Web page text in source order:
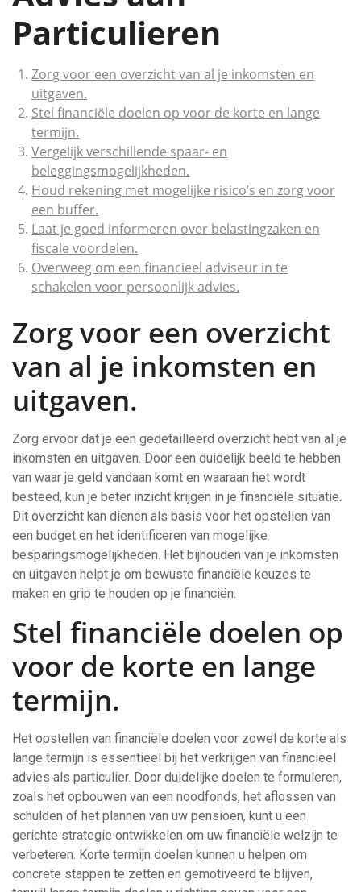
Particulieren
Zorg voor een overzicht van al je inkomsten en
uitgaven.
Stel financiële doelen op voor de korte en lange
termijn.
Vergelijk verschillende spaar- en
beleggingsmogelijkheden.
Houd rekening met mogelijke risico’s en zorg voor
een buffer.
Laat je goed informeren over belastingzaken en
fiscale voordelen.
Overweeg om een financieel adviseur in te
schakelen voor persoonlijk advies.
Zorg voor een overzicht
van al je inkomsten en
uitgaven.
Zorg ervoor dat je een gedetailleerd overzicht hebt van al je
inkomsten en uitgaven. Door een duidelijk beeld te hebben
van waar je geld vandaan komt en waaraan het wordt
besteed, kun je beter inzicht krijgen in je financiële situatie.
Dit overzicht kan dienen als basis voor het opstellen van
een budget en het identificeren van mogelijke
besparingsmogelijkheden. Het bijhouden van je inkomsten
en uitgaven helpt je om bewuste financiële keuzes te
maken en grip te houden op je financiën.
Stel financiële doelen op
voor de korte en lange
termijn.
Het opstellen van financiële doelen voor zowel de korte als
lange termijn is essentieel bij het verkrijgen van financieel
advies als particulier. Door duidelijke doelen te formuleren,
zoals het opbouwen van een noodfonds, het aflossen van
schulden of het plannen van uw pensioen, kunt u een
gerichte strategie ontwikkelen om uw financiële welzijn te
verbeteren. Korte termijn doelen kunnen u helpen om
concrete stappen te zetten en gemotiveerd te blijven,